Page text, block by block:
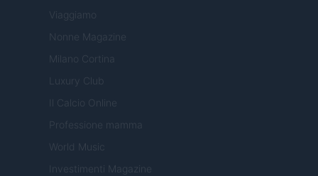
Viaggiamo
Nonne Magazine
Milano Cortina
Luxury Club
Il Calcio Online
Professione mamma
World Music
Investimenti Magazine